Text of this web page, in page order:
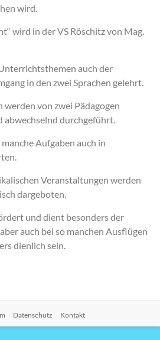
wird.
wird in der VS Röschitz von Mag.
auch der
in den zwei Sprachen gelehrt.
von zwei Pädagogen
abwechselnd durchgeführt.
Aufgaben auch in
Veranstaltungen werden
dargeboten.
und dient besonders der
auch bei so manchen Ausflügen
dienlich sein.
Datenschutz Kontakt